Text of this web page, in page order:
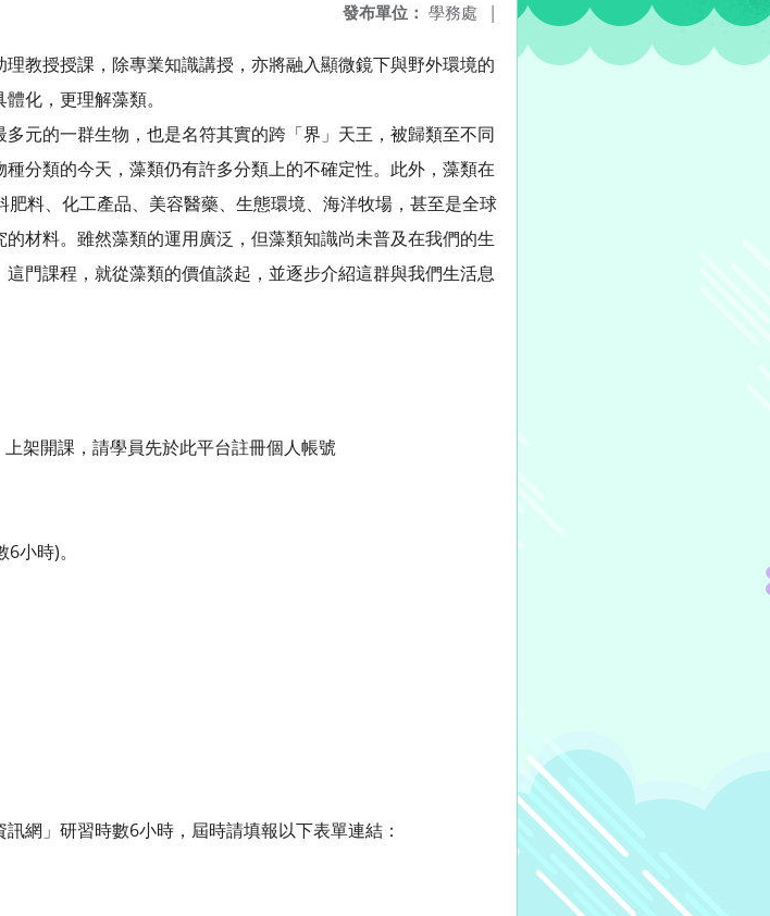
發布單位： 學務處 |
教授授課，除專業知識講授，亦將融入顯微鏡下與野外環境的
化，更理解藻類。
元的一群生物，也是名符其實的跨「界」天王，被歸類至不同
分類的今天，藻類仍有許多分類上的不確定性。此外，藻類在
料、化工產品、美容醫藥、生態環境、海洋牧場，甚至是全球
材料。雖然藻類的運用廣泛，但藻類知識尚未普及在我們的生
門課程，就從藻類的價值談起，並逐步介紹這群與我們生活息
架開課，請學員先於此平台註冊個人帳號
小時)。
網」研習時數6小時，屆時請填報以下表單連結：